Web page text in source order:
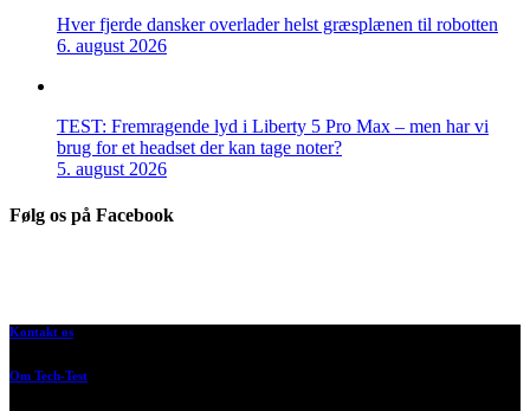
Hver fjerde dansker overlader helst græsplænen til robotten
6. august 2026
TEST: Fremragende lyd i Liberty 5 Pro Max – men har vi
brug for et headset der kan tage noter?
5. august 2026
Følg os på Facebook
Kontakt os
Om Tech-Test